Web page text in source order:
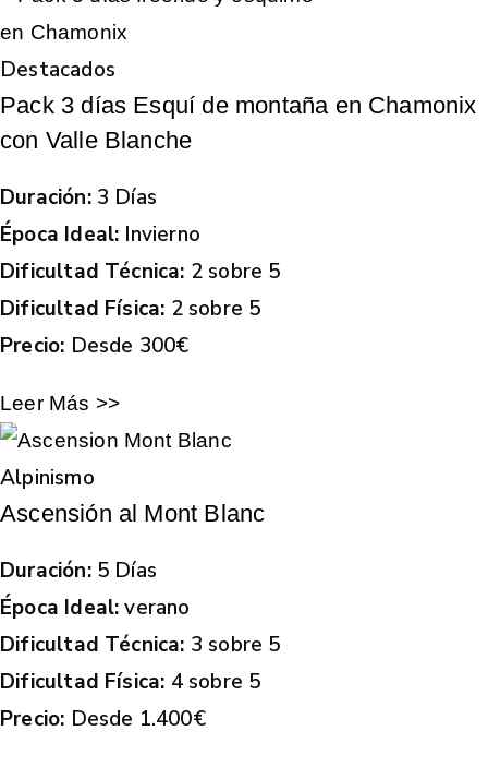
Destacados
Pack 3 días Esquí de montaña en Chamonix
con Valle Blanche
Duración:3 Días
Época Ideal: Invierno
Dificultad Técnica: 2 sobre 5
Dificultad Física: 2 sobre 5
Precio: Desde 300€
Leer Más >>
Alpinismo
Ascensión al Mont Blanc
Duración:5 Días
Época Ideal:verano
Dificultad Técnica: 3 sobre 5
Dificultad Física: 4 sobre 5
Precio: Desde 1.400€